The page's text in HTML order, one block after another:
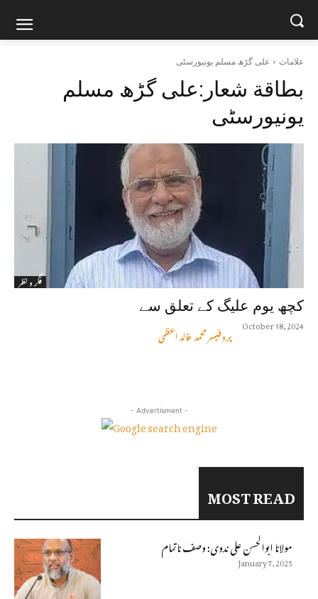
علامات علی گڑھ مسلم یونیورسٹی
بطاقة شعار:علی گڑھ مسلم
یونیورسٹی
فکر و نظر
کچھ یوم علیگ کے تعلق سے
پروفیسر محمد خالد اعظمی -
October 18, 2024
- Advertisment -
MOST READ
مولانا ابوالحسن على ندوى: وصف ناتمام
January 7, 2025